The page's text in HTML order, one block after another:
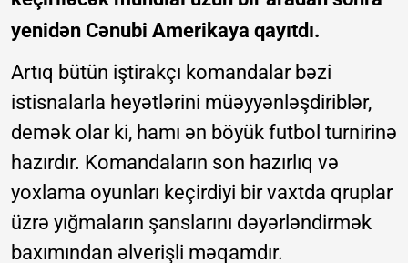
yenidən Cənubi Amerikaya qayıtdı.
Artıq bütün iştirakçı komandalar bəzi
istisnalarla heyətlərini müəyyənləşdiriblər,
demək olar ki, hamı ən böyük futbol turnirinə
hazırdır. Komandaların son hazırlıq və
yoxlama oyunları keçirdiyi bir vaxtda qruplar
üzrə yığmaların şanslarını dəyərləndirmək
baxımından əlverişli məqamdır.